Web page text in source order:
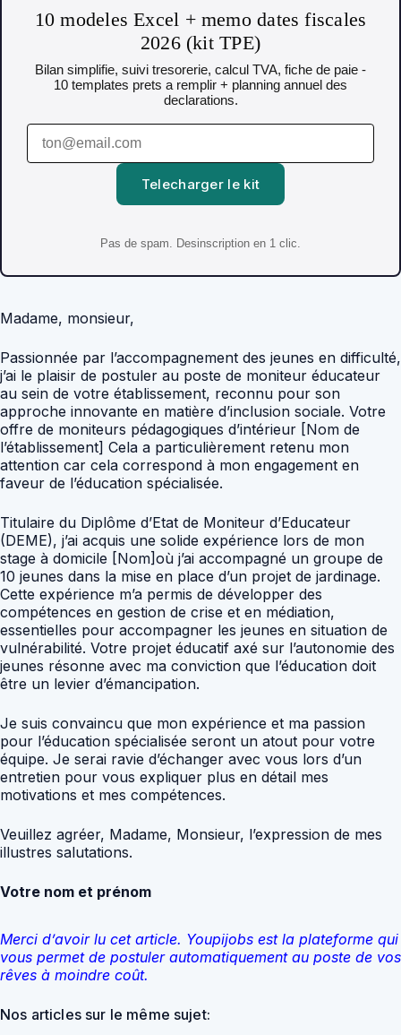
10 modeles Excel + memo dates fiscales
2026 (kit TPE)
Bilan simplifie, suivi tresorerie, calcul TVA, fiche de paie -
10 templates prets a remplir + planning annuel des
declarations.
Telecharger le kit
Pas de spam. Desinscription en 1 clic.
Madame, monsieur,
Passionnée par l’accompagnement des jeunes en difficulté,
j’ai le plaisir de postuler au poste de moniteur éducateur
au sein de votre établissement, reconnu pour son
approche innovante en matière d’inclusion sociale. Votre
offre de moniteurs pédagogiques d’intérieur [Nom de
l’établissement] Cela a particulièrement retenu mon
attention car cela correspond à mon engagement en
faveur de l’éducation spécialisée.
Titulaire du Diplôme d’Etat de Moniteur d’Educateur
(DEME), j’ai acquis une solide expérience lors de mon
stage à domicile [Nom]où j’ai accompagné un groupe de
10 jeunes dans la mise en place d’un projet de jardinage.
Cette expérience m’a permis de développer des
compétences en gestion de crise et en médiation,
essentielles pour accompagner les jeunes en situation de
vulnérabilité. Votre projet éducatif axé sur l’autonomie des
jeunes résonne avec ma conviction que l’éducation doit
être un levier d’émancipation.
Je suis convaincu que mon expérience et ma passion
pour l’éducation spécialisée seront un atout pour votre
équipe. Je serai ravie d’échanger avec vous lors d’un
entretien pour vous expliquer plus en détail mes
motivations et mes compétences.
Veuillez agréer, Madame, Monsieur, l’expression de mes
illustres salutations.
Votre nom et prénom
Merci d’avoir lu cet article. Youpijobs est la plateforme qui
vous permet de postuler automatiquement au poste de vos
rêves à moindre coût.
Nos articles sur le même sujet: